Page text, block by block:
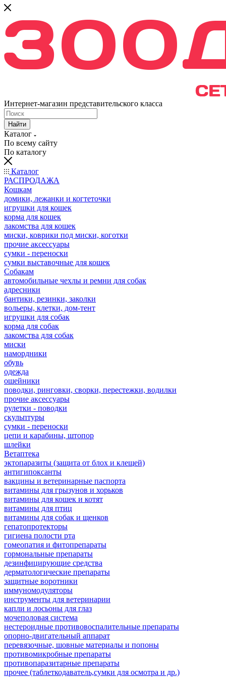
Интернет-магазин представительского класса
Найти
Каталог
По всему сайту
По каталогу
Каталог
РАСПРОДАЖА
Кошкам
домики, лежанки и когтеточки
игрушки для кошек
корма для кошек
лакомства для кошек
миски, коврики под миски, коготки
прочие аксессуары
сумки - переноски
сумки выставочные для кошек
Собакам
автомобильные чехлы и ремни для собак
адресники
бантики, резинки, заколки
вольеры, клетки, дом-тент
игрушки для собак
корма для собак
лакомства для собак
миски
намордники
обувь
одежда
ошейники
поводки, ринговки, сворки, перестежки, водилки
прочие аксессуары
рулетки - поводки
скульптуры
сумки - переноски
цепи и карабины, штопор
шлейки
Ветаптека
эктопаразиты (защита от блох и клещей)
антигипоксанты
вакцины и ветеринарные паспорта
витамины для грызунов и хорьков
витамины для кошек и котят
витамины для птиц
витамины для собак и щенков
гепатопротекторы
гигиена полости рта
гомеопатия и фитопрепараты
гормональные препараты
дезинфицирующие средства
дерматологические препараты
защитные воротники
иммуномодуляторы
инструменты для ветеринарии
капли и лосьоны для глаз
мочеполовая система
нестероидные противовоспалительные препараты
опорно-двигательный аппарат
перевязочные, шовные материалы и попоны
противомикробные препараты
противопаразитарные препараты
прочее (таблеткодаватель,сумки для осмотра и др.)